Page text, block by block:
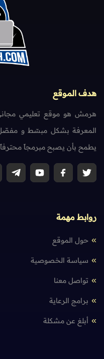
هدف الموقع
هرمش هو موقع تعليمي مجاني
المعرفة بشكل مبسّط و
يطمح بأن يصبح مبرمجاً محترفاً
روابط مهمة
حول الموقع
سياسة الخصوصية
تواصل معنا
برامج الرعاية
أبلغ عن مشكلة